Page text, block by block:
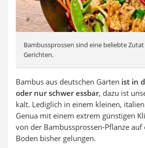
Bambussprossen sind eine beliebte
Gerichten.
Bambus aus deutschen Gärten ist in
oder nur schwer essbar, dazu ist
kalt. Lediglich in einem kleinen,
Genua mit einem extrem günstigen
von der Bambussprossen-Pflanze auf
Boden bisher gelungen.